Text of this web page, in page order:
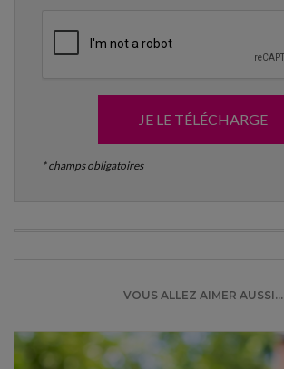
JE LE TÉLÉCHARGE
* champs obligatoires
VOUS ALLEZ AIMER AUSSI...